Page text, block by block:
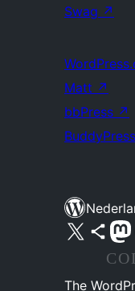
Swag ↗
Matt ↗
bbPress ↗
BuddyPress
Bezoek ons X (voorheen Twitter)
Bezoek onsBezoek
The